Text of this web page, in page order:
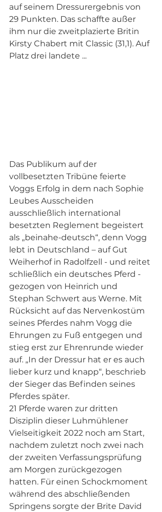
auf seinem Dressurergebnis von
29 Punkten. Das schaffte außer
ihm nur die zweitplazierte Britin
Kirsty Chabert mit Classic (31,1). Auf
Platz drei landete ...
Das Publikum auf der
vollbesetzten Tribüne feierte
Voggs Erfolg in dem nach Sophie
Leubes Ausscheiden
ausschließlich international
besetzten Reglement begeistert
als „beinahe-deutsch“, denn Vogg
lebt in Deutschland – auf Gut
Weiherhof in Radolfzell - und reitet
schließlich ein deutsches Pferd -
gezogen von Heinrich und
Stephan Schwert aus Werne. Mit
Rücksicht auf das Nervenkostüm
seines Pferdes nahm Vogg die
Ehrungen zu Fuß entgegen und
stieg erst zur Ehrenrunde wieder
auf. „In der Dressur hat er es auch
lieber kurz und knapp“, beschrieb
der Sieger das Befinden seines
Pferdes später.
21 Pferde waren zur dritten
Disziplin dieser Luhmühlener
Vielseitigkeit 2022 noch am Start,
nachdem zuletzt noch zwei nach
der zweiten Verfassungsprüfung
am Morgen zurückgezogen
hatten. Für einen Schockmoment
während des abschließenden
Springens sorgte der Brite David